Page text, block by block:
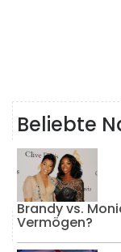
Beliebte
Brandy vs.
Vermögen?